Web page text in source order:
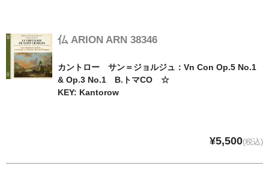
仏 ARION ARN 38346
カントロー サン＝ジョルジュ：Vn Con Op.5 No.1
& Op.3 No.1 B.トマCO ☆
KEY: Kantorow
¥5,500(税込)